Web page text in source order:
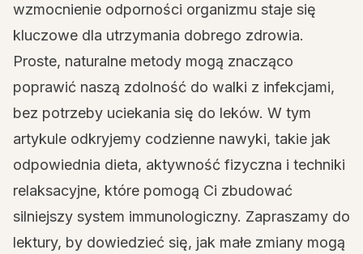
wzmocnienie odporności organizmu staje się
kluczowe dla utrzymania dobrego zdrowia.
Proste, naturalne metody mogą znacząco
poprawić naszą zdolność do walki z infekcjami,
bez potrzeby uciekania się do leków. W tym
artykule odkryjemy codzienne nawyki, takie jak
odpowiednia dieta, aktywność fizyczna i techniki
relaksacyjne, które pomogą Ci zbudować
silniejszy system immunologiczny. Zapraszamy do
lektury, by dowiedzieć się, jak małe zmiany mogą